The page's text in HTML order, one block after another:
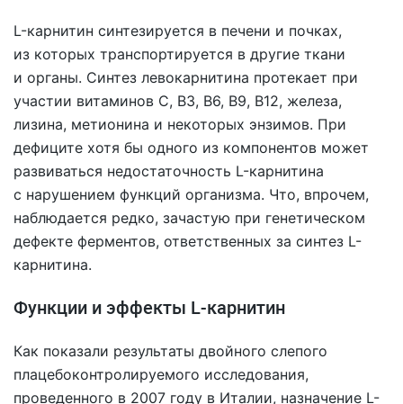
L-карнитин синтезируется в печени и почках,
из которых транспортируется в другие ткани
и органы. Синтез левокарнитина протекает при
участии витаминов С, В3, В6, В9, В12, железа,
лизина, метионина и некоторых энзимов. При
дефиците хотя бы одного из компонентов может
развиваться недостаточность L-карнитина
с нарушением функций организма. Что, впрочем,
наблюдается редко, зачастую при генетическом
дефекте ферментов, ответственных за синтез L-
карнитина.
Функции и эффекты L-карнитин
Как показали результаты двойного слепого
плацебоконтролируемого исследования,
проведенного в 2007 году в Италии, назначение L-